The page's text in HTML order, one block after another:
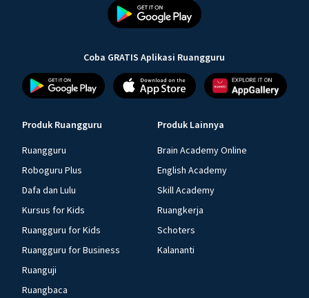
Coba GRATIS Aplikasi Ruangguru
Produk Ruangguru
Ruangguru
Roboguru Plus
Dafa dan Lulu
Kursus for Kids
Ruangguru for Kids
Ruangguru for Business
Ruanguji
Ruangbaca
Produk Lainnya
Brain Academy Online
English Academy
Skill Academy
Ruangkerja
Schoters
Kalananti